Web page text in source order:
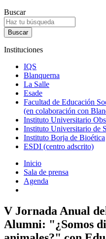
Buscar
Instituciones
IQS
Blanquerna
La Salle
Esade
Facultad de Educación
(en colaboración con
Instituto Universitario
Instituto Universitario de
Instituto Borja de Bioética
ESDI (centro adscrito)
Inicio
Sala de prensa
Agenda
V Jornada Anual
Alumni: "¿Somos